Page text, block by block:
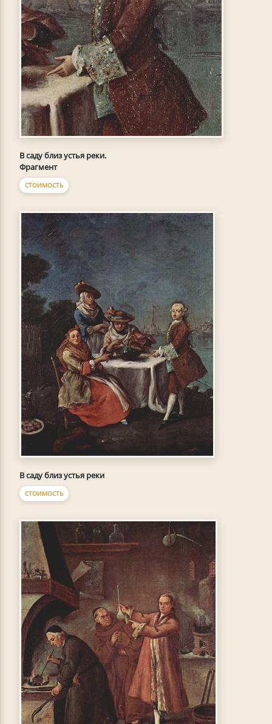
В саду близ устья реки.
Фрагмент
СТОИМОСТЬ
В саду близ устья реки
СТОИМОСТЬ